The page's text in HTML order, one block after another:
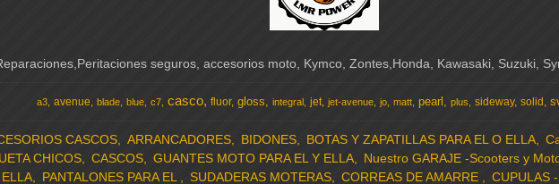
seguros, accesorios moto, Kymco, Zontes,Honda, Kawasaki, Suzuki,
a3 avenue blade blue c7 casco fluor gloss integral jet jet-avenue jo matt pearl plus sideway solid
CASCOS ARRANCADORES BIDONES BOTAS Y ZAPATILLAS PARA EL O ELLA
CHICOS CASCOS GUANTES MOTO PARA EL Y ELLA Nuestro GARAJE -Scooters y
ELLA PANTALONES PARA EL SUDADERAS MOTERAS CORREAS DE AMARRE CUPULAS